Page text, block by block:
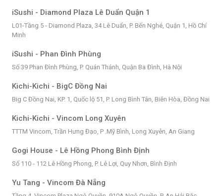
iSushi - Diamond Plaza Lê Duẩn Quận 1
L01-Tầng 5 - Diamond Plaza, 34 Lê Duẩn, P. Bến Nghé, Quận 1, Hồ Chí
Minh
iSushi - Phan Đình Phùng
Số 39 Phan Đình Phùng, P. Quán Thánh, Quận Ba Đình, Hà Nội
Kichi-Kichi - BigC Đồng Nai
Big C Đồng Nai, KP. 1, Quốc lộ 51, P. Long Bình Tân, Biên Hòa, Đồng Nai
Kichi-Kichi - Vincom Long Xuyên
TTTM Vincom, Trần Hưng Đạo, P .Mỹ Bình, Long Xuyên, An Giang
Gogi House - Lê Hồng Phong Bình Định
Số 110 - 112 Lê Hồng Phong, P. Lê Lợi, Quy Nhơn, Bình Định
Yu Tang - Vincom Đà Nẵng